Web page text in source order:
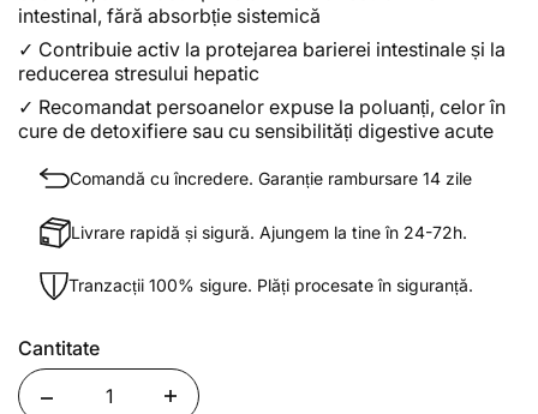
intestinal, fără absorbție sistemică
✓ Contribuie activ la protejarea barierei intestinale și la
reducerea stresului hepatic
✓ Recomandat persoanelor expuse la poluanți, celor în
cure de detoxifiere sau cu sensibilități digestive acute
Comandă cu încredere. Garanție rambursare 14 zile
Livrare rapidă și sigură. Ajungem la tine în 24-72h.
Tranzacții 100% sigure. Plăți procesate în siguranță.
Cantitate
Quantity